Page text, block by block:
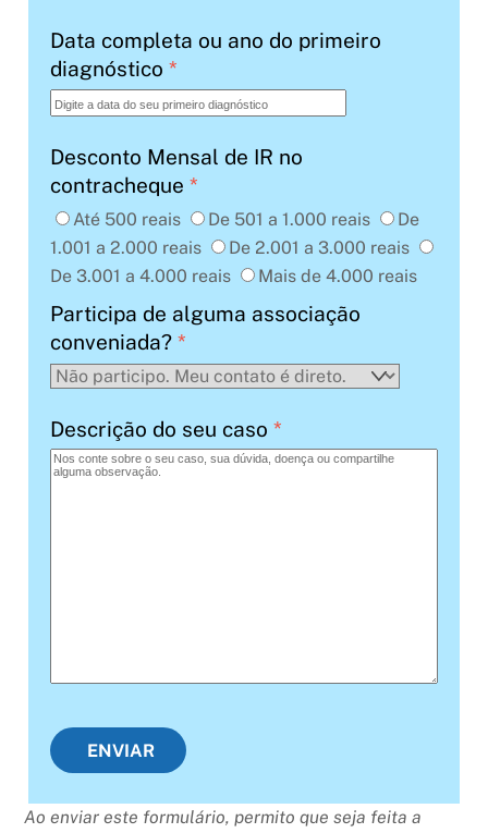
Data completa ou ano do primeiro
diagnóstico*
Desconto Mensal de IR no
contracheque*
Até 500 reais De 501 a 1.000 reais
De
1.001 a 2.000 reais
De 2.001 a 3.000 reais
De 3.001 a 4.000 reais
Mais de 4.000 reais
Participa de alguma associação
conveniada?*
Descrição do seu caso*
ENVIAR
Ao enviar este formulário, permito que seja feita a